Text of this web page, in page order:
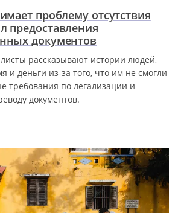
проблему отсутствия
предоставления
документов
рассказывают истории людей,
и деньги из-за того, что им не смогли
требования по легализации и
документов.